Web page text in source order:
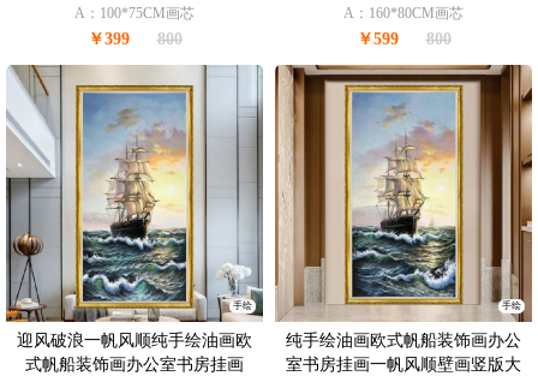
A：100*75CM画芯
￥399 800
画办公室书房挂画
A：160*80CM画芯
￥599 800
手绘
迎风破浪一帆风顺纯手绘油画欧
式帆船装饰画办公室书房挂画
手绘
纯手绘油画欧式帆船装饰画办公
室书房挂画一帆风顺壁画竖版大